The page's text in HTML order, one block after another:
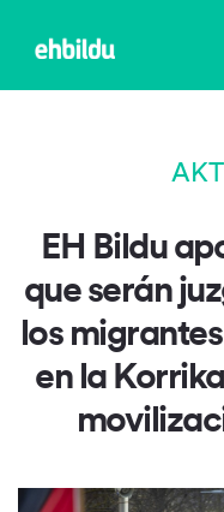
EH Bildu
que serán
los
en la